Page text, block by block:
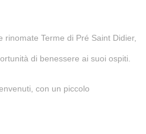
rinomate Terme di Pré Saint Didier,
di benessere ai suoi ospiti.
con un piccolo